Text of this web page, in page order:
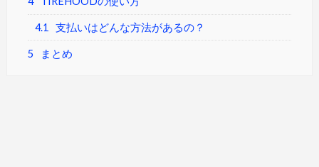
4.1 支払いはどんな方法があるの？
5 まとめ